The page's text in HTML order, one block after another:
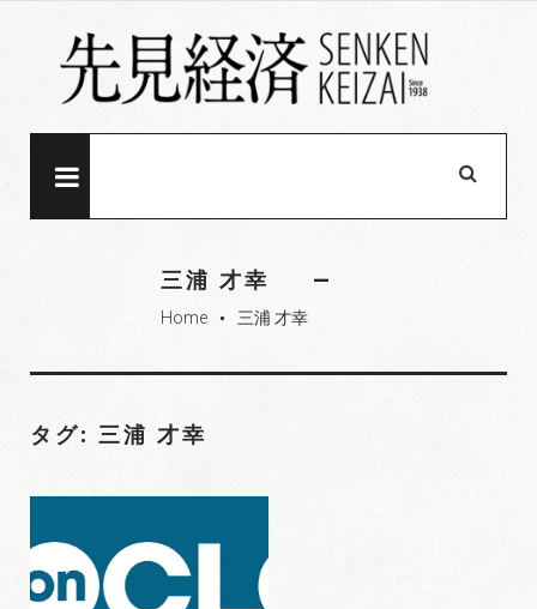
三浦 才幸
Home fiber_manual_record 三浦 才幸
タグ: 三浦 才幸